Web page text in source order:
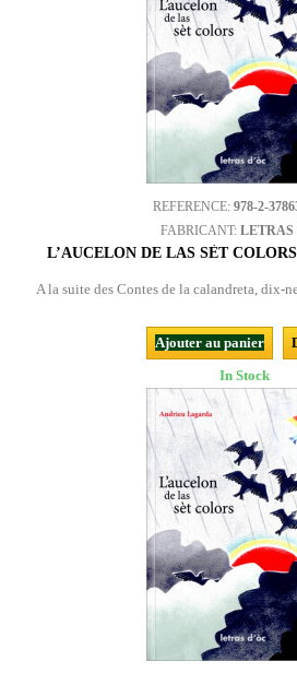
REFERENCE: 978-2-
FABRICANT: LETRAS
L’AUCELON DE LAS SÈT
A la suite des Contes de la calandreta, dix-
Ajouter au panier
In Stock